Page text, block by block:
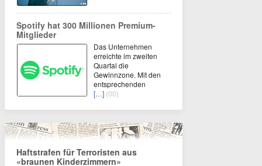
Spotify hat 300 Millionen Premium-
Mitglieder
Das Unternehmen
erreichte im zweiten
Quartal die
Gewinnzone. Mit den
entsprechenden
[…] (00)
Haftstrafen für Terroristen aus
«braunen Kinderzimmern»